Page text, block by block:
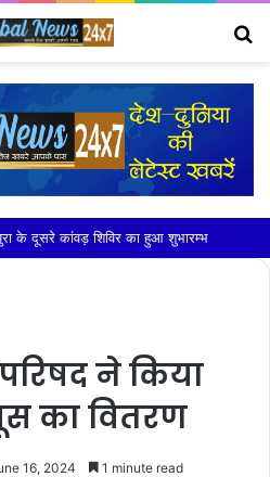
की दुखद मौत
ने किया
का वितरण
16, 2024 1 minute read